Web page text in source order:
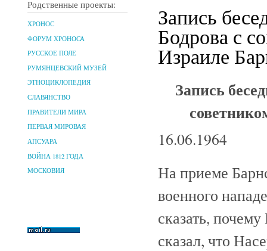
Родственные проекты:
ХРОНОС
ФОРУМ ХРОНОСА
РУССКОЕ ПОЛЕ
РУМЯНЦЕВСКИЙ МУЗЕЙ
ЭТНОЦИКЛОПЕДИЯ
СЛАВЯНСТВО
ПРАВИТЕЛИ МИРА
ПЕРВАЯ МИРОВАЯ
АПСУАРА
ВОЙНА 1812 ГОДА
МОСКОВИЯ
Запись
Бодрова с
Израиле
Запись
16.06.1964
На приеме
военного
сказать,
сказал, что